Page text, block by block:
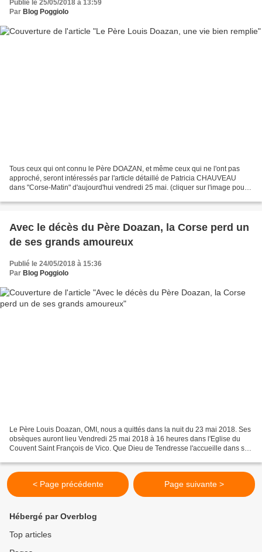
Publié le 25/05/2018 à 13:59
Par Blog Poggiolo
Tous ceux qui ont connu le Père DOAZAN, et même ceux qui ne l'ont pas
approché, seront intéressés par l'article détaillé de Patricia CHAUVEAU
dans "Corse-Matin" d'aujourd'hui vendredi 25 mai. (cliquer sur l'image pour
Avec le décès du Père Doazan, la Corse perd un
de ses grands amoureux
Publié le 24/05/2018 à 15:36
Par Blog Poggiolo
Le Père Louis Doazan, OMI, nous a quittés dans la nuit du 23 mai 2018. Ses
obsèques auront lieu Vendredi 25 mai 2018 à 16 heures dans l'Eglise du
Couvent Saint François de Vico. Que Dieu de Tendresse l'accueille dans sa
< Page précédente Page suivante >
Hébergé par Overblog
Top articles